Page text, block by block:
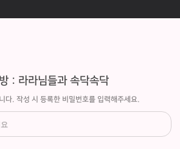
: 라라님들과 속닥속닥
다. 작성 시 등록한 비밀번호를 입력해주세요.